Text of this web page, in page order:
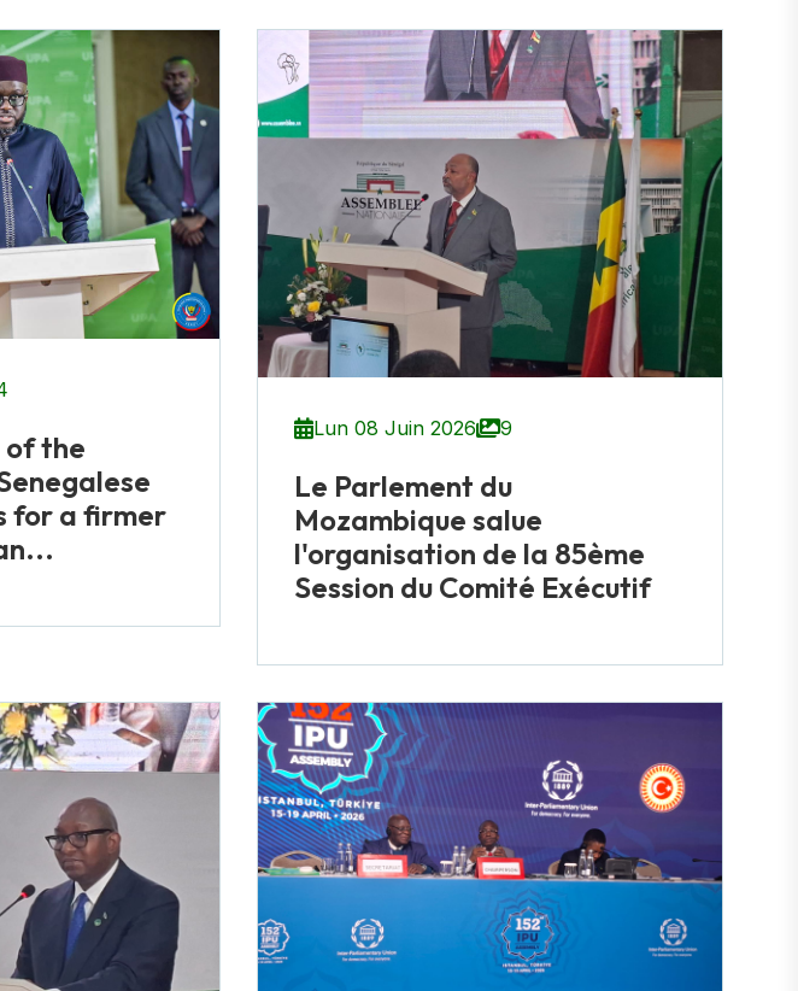
of the
for a firmer
Lun 08 Juin 2026 9
Le Parlement du
Mozambique salue
l'organisation de la 85ème
Session du Comité Exécutif